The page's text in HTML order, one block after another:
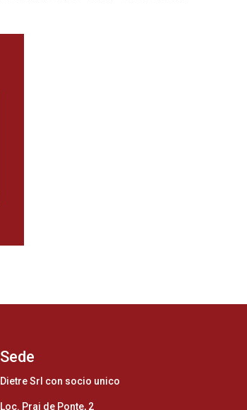
Sede
Dietre Srl con socio unico
Loc. Prai de Ponte, 2